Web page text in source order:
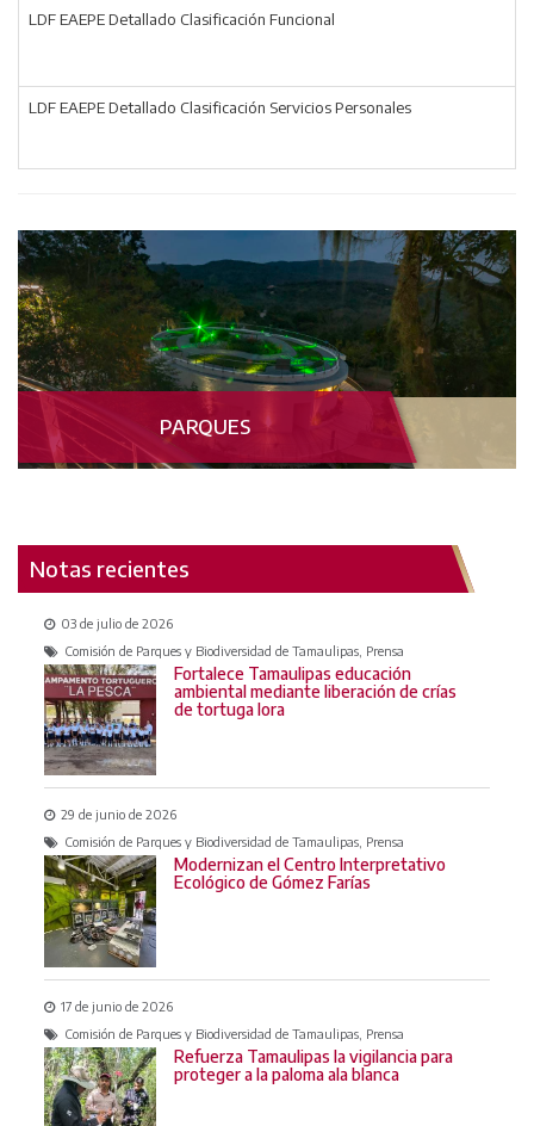
LDF EAEPE Detallado Clasificación Funcional
LDF EAEPE Detallado Clasificación Servicios Personales
PARQUES
Notas recientes
03 de julio de 2026
Comisión de Parques y Biodiversidad de Tamaulipas, Prensa
Fortalece Tamaulipas educación
ambiental mediante liberación de crías
de tortuga lora
29 de junio de 2026
Comisión de Parques y Biodiversidad de Tamaulipas, Prensa
Modernizan el Centro Interpretativo
Ecológico de Gómez Farías
17 de junio de 2026
Comisión de Parques y Biodiversidad de Tamaulipas, Prensa
Refuerza Tamaulipas la vigilancia para
proteger a la paloma ala blanca